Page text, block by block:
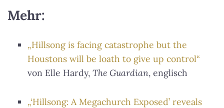
Mehr:
„Hillsong is facing catastrophe but the
Houstons will be loath to give up control“
von Elle Hardy, The Guardian, englisch
„‘Hillsong: A Megachurch Exposed’ reveals